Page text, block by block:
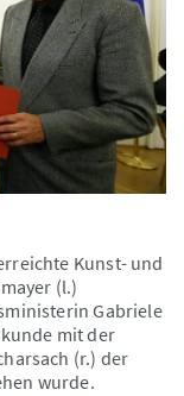
Kunst- und
(l.)
Gabriele
mit der
(r.) der
wurde.